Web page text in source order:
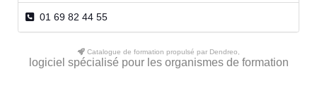
01 69 82 44 55
Catalogue de formation propulsé par Dendreo,
logiciel spécialisé pour les organismes de formation